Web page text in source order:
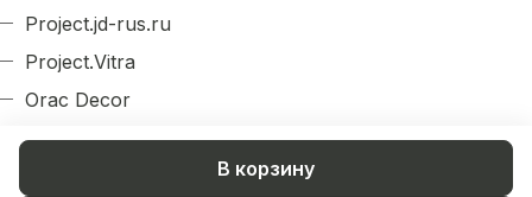
В корзину
Project.jd-rus.ru
Project.Vitra
Orac Decor
Evroplast